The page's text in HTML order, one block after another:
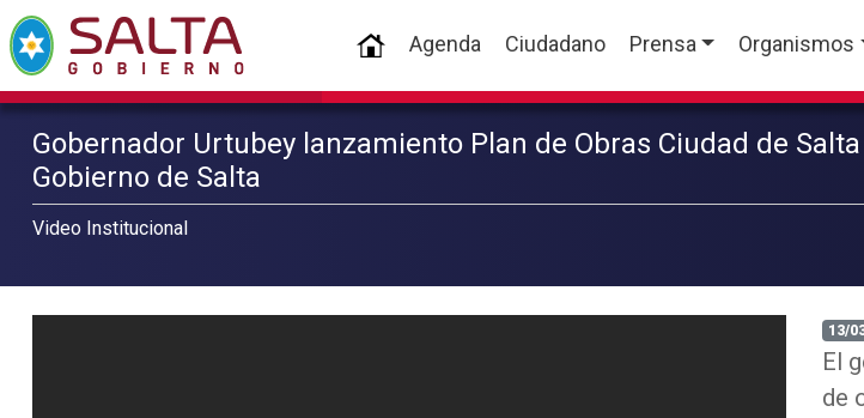
(current)
Agenda Ciudadano Prensa Organismos
Gobernador Urtubey lanzamiento Plan de Obras Ciudad de
Gobierno de Salta
Video Institucional
13/
El
de